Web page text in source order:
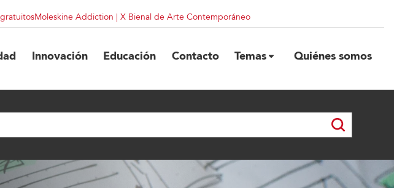
Moleskine Addiction | X Bienal de Arte Contemporáneo
Innovación Educación Contacto Temas Quiénes somos